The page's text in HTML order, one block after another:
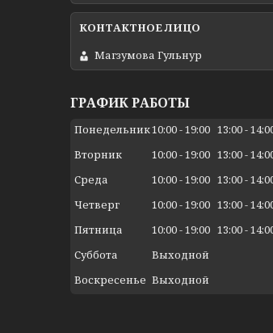
Магзумова Гульнур
ГРАФИК РАБОТЫ
Понедельник10:00 19:00 13:00
Вторник
10:00 19:00 13:00
Среда
10:00 19:00 13:00
Четверг
10:00 19:00 13:00
Пятница
10:00 19:00 13:00
Суббота
Выходной
Воскресенье Выходной